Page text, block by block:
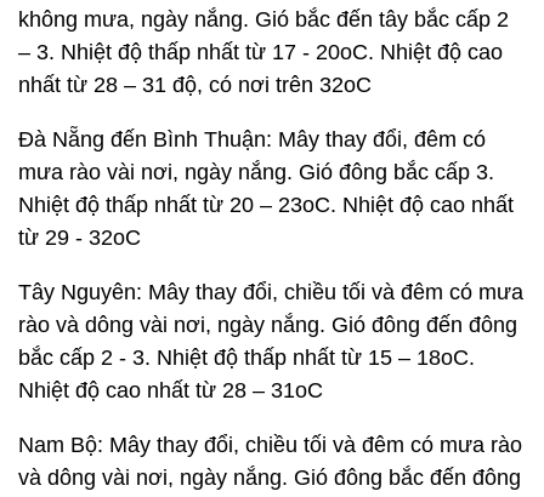
không mưa, ngày nắng. Gió bắc đến tây bắc cấp 2
– 3. Nhiệt độ thấp nhất từ 17 - 20oC. Nhiệt độ cao
nhất từ 28 – 31 độ, có nơi trên 32oC
Đà Nẵng đến Bình Thuận: Mây thay đổi, đêm có
mưa rào vài nơi, ngày nắng. Gió đông bắc cấp 3.
Nhiệt độ thấp nhất từ 20 – 23oC. Nhiệt độ cao nhất
từ 29 - 32oC
Tây Nguyên: Mây thay đổi, chiều tối và đêm có mưa
rào và dông vài nơi, ngày nắng. Gió đông đến đông
bắc cấp 2 - 3. Nhiệt độ thấp nhất từ 15 – 18oC.
Nhiệt độ cao nhất từ 28 – 31oC
Nam Bộ: Mây thay đổi, chiều tối và đêm có mưa rào
và dông vài nơi, ngày nắng. Gió đông bắc đến đông